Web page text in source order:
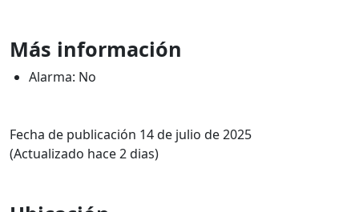
Más información
Alarma: No
Fecha de publicación 14 de julio de 2025
(Actualizado hace 2 dias)